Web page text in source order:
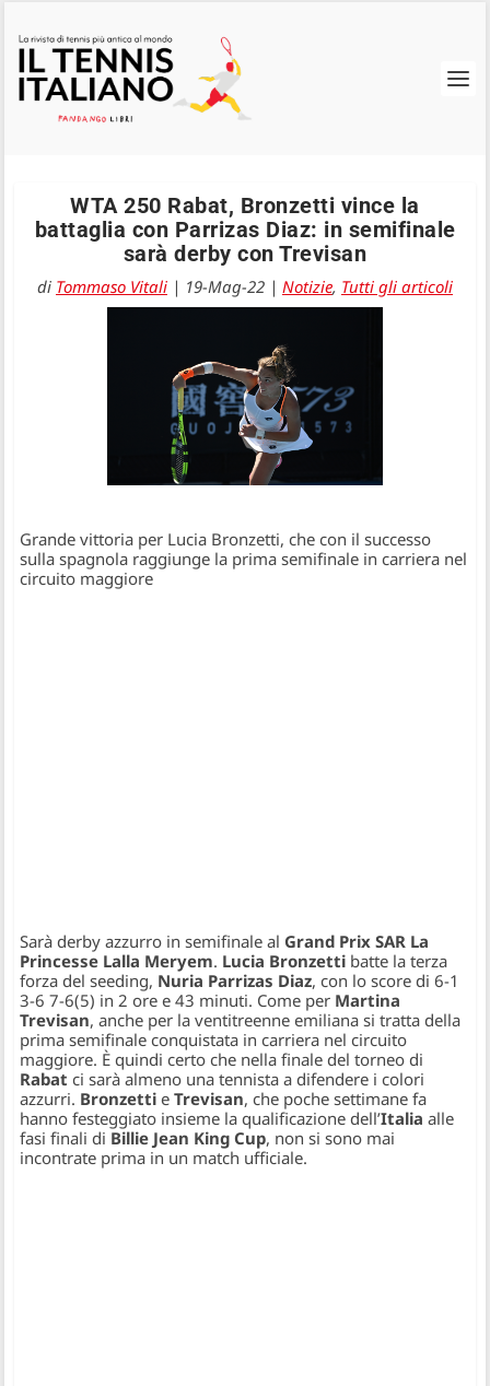
WTA 250 Rabat, Bronzetti vince la
battaglia con Parrizas Diaz: in semifinale
sarà derby con Trevisan
di Tommaso Vitali | 19-Mag-22 | Notizie, Tutti gli articoli
Grande vittoria per Lucia Bronzetti, che con il successo
sulla spagnola raggiunge la prima semifinale in carriera nel
circuito maggiore
Sarà derby azzurro in semifinale al Grand Prix SAR La
Princesse Lalla Meryem. Lucia Bronzetti batte la terza
forza del seeding, Nuria Parrizas Diaz, con lo score di 6-1
3-6 7-6(5) in 2 ore e 43 minuti. Come per Martina
Trevisan, anche per la ventitreenne emiliana si tratta della
prima semifinale conquistata in carriera nel circuito
maggiore. È quindi certo che nella finale del torneo di
Rabatci sarà almeno una tennista a difendere i colori
azzurri. BronzettieTrevisan, che poche settimane fa
hanno festeggiato insieme la qualificazione dell’Italiaalle
fasi finali di Billie Jean King Cup, non si sono mai
incontrate prima in un match ufficiale.